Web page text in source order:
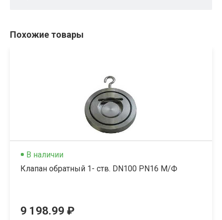
Похожие товары
В наличии
Клапан обратный 1- ств. DN100 PN16 М/Ф
9 198.99 ₽